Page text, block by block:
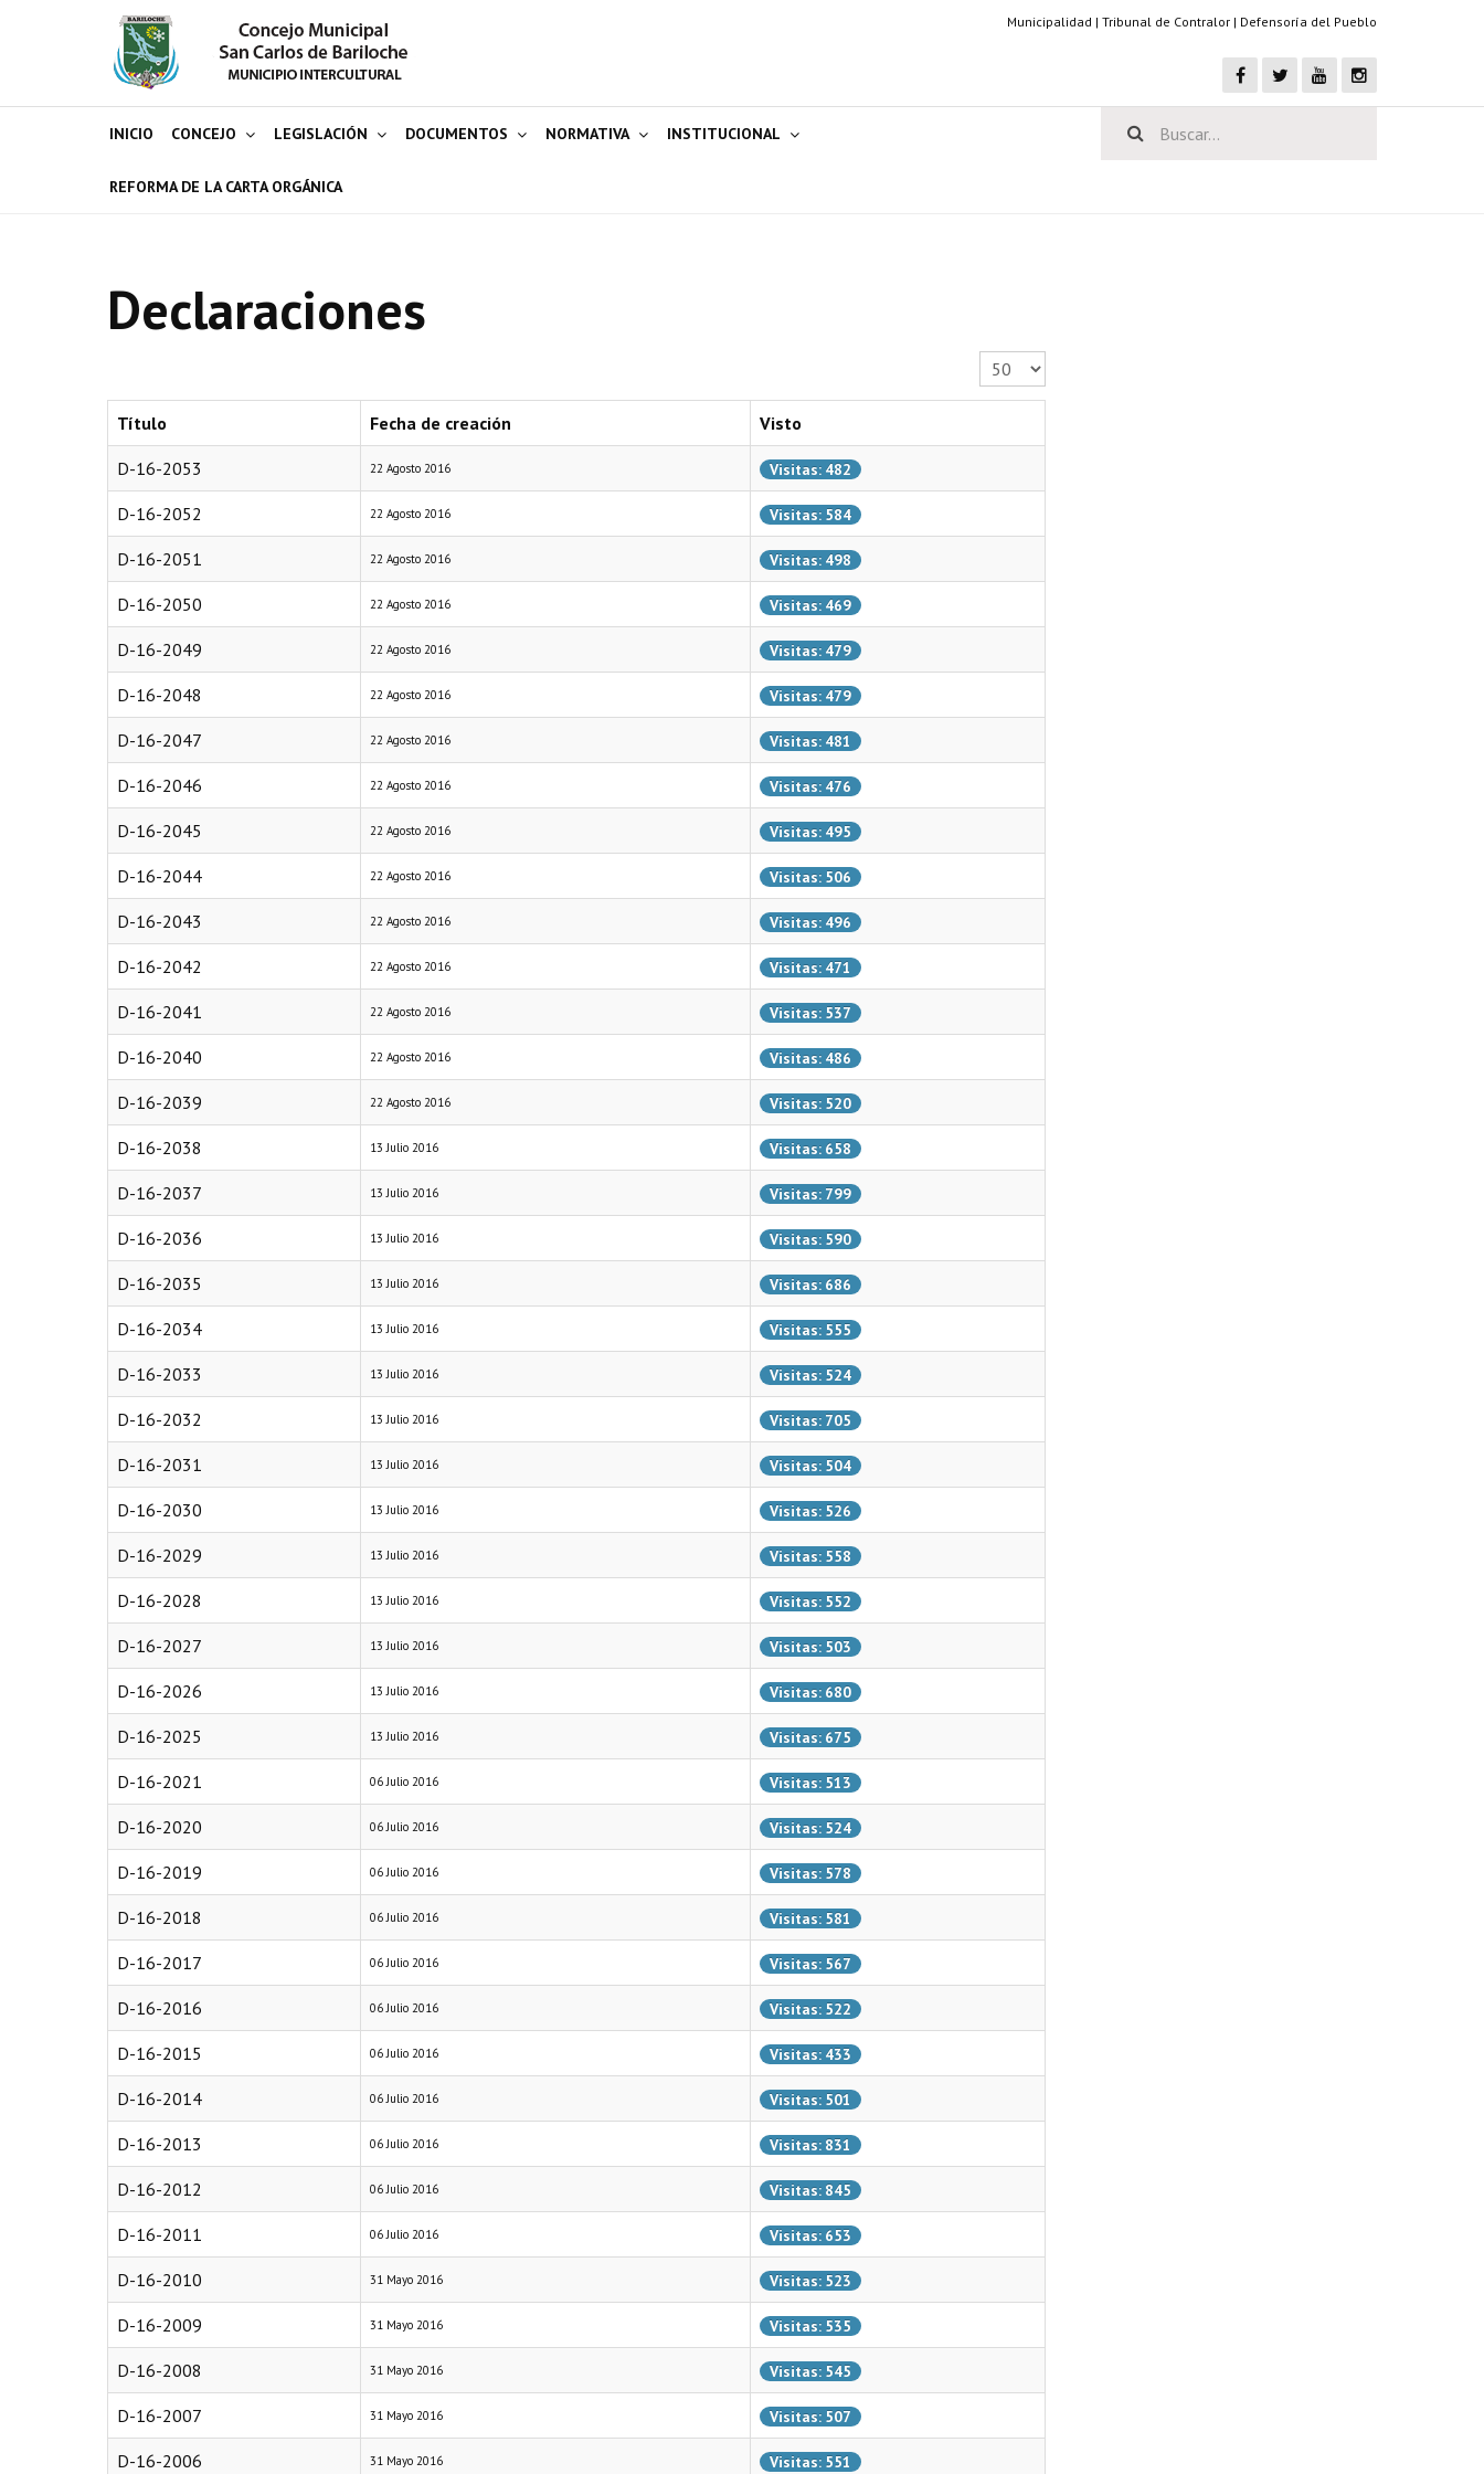
Municipalidad | Tribunal de Contralor | Defensoría del Pueblo
INICIO CONCEJO LEGISLACIÓN DOCUMENTOS NORMATIVA INSTITUCIONAL
REFORMA DE LA CARTA ORGÁNICA
Declaraciones
Cantidad a mostrar
Título Fecha de creación Visto
D-16-2053 22 Agosto 2016 Visitas: 482
D-16-2052 22 Agosto 2016 Visitas: 584
D-16-2051 22 Agosto 2016 Visitas: 498
D-16-2050 22 Agosto 2016 Visitas: 469
D-16-2049 22 Agosto 2016 Visitas: 479
D-16-2048 22 Agosto 2016 Visitas: 479
D-16-2047 22 Agosto 2016 Visitas: 481
D-16-2046 22 Agosto 2016 Visitas: 476
D-16-2045 22 Agosto 2016 Visitas: 495
D-16-2044 22 Agosto 2016 Visitas: 506
D-16-2043 22 Agosto 2016 Visitas: 496
D-16-2042 22 Agosto 2016 Visitas: 471
D-16-2041 22 Agosto 2016 Visitas: 537
D-16-2040 22 Agosto 2016 Visitas: 486
D-16-2039 22 Agosto 2016 Visitas: 520
D-16-2038 13 Julio 2016 Visitas: 658
D-16-2037 13 Julio 2016 Visitas: 799
D-16-2036 13 Julio 2016 Visitas: 590
D-16-2035 13 Julio 2016 Visitas: 686
D-16-2034 13 Julio 2016 Visitas: 555
D-16-2033 13 Julio 2016 Visitas: 524
D-16-2032 13 Julio 2016 Visitas: 705
D-16-2031 13 Julio 2016 Visitas: 504
D-16-2030 13 Julio 2016 Visitas: 526
D-16-2029 13 Julio 2016 Visitas: 558
D-16-2028 13 Julio 2016 Visitas: 552
D-16-2027 13 Julio 2016 Visitas: 503
D-16-2026 13 Julio 2016 Visitas: 680
D-16-2025 13 Julio 2016 Visitas: 675
D-16-2021 06 Julio 2016 Visitas: 513
D-16-2020 06 Julio 2016 Visitas: 524
D-16-2019 06 Julio 2016 Visitas: 578
D-16-2018 06 Julio 2016 Visitas: 581
D-16-2017 06 Julio 2016 Visitas: 567
D-16-2016 06 Julio 2016 Visitas: 522
D-16-2015 06 Julio 2016 Visitas: 433
D-16-2014 06 Julio 2016 Visitas: 501
D-16-2013 06 Julio 2016 Visitas: 831
D-16-2012 06 Julio 2016 Visitas: 845
D-16-2011 06 Julio 2016 Visitas: 653
D-16-2010 31 Mayo 2016 Visitas: 523
D-16-2009 31 Mayo 2016 Visitas: 535
D-16-2008 31 Mayo 2016 Visitas: 545
D-16-2007 31 Mayo 2016 Visitas: 507
D-16-2006 31 Mayo 2016 Visitas: 551